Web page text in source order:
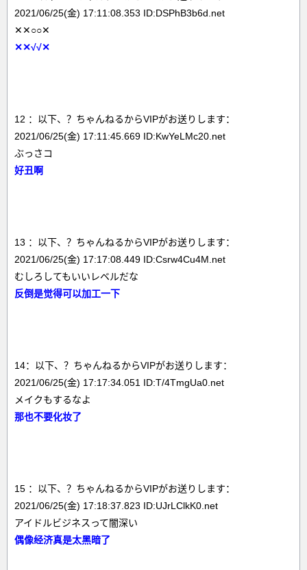
2021/06/25(金) 17:11:08.353 ID:DSPhB3b6d.net
✕✕○○✕
✕✕√√✕
12 ：以下、？ちゃんねるからVIPがお送りします：
2021/06/25(金) 17:11:45.669 ID:KwYeLMc20.net
ぶっさコ
好丑啊
13 ：以下、？ちゃんねるからVIPがお送りします：
2021/06/25(金) 17:17:08.449 ID:Csrw4Cu4M.net
むしろしてもいいレベルだな
反倒是觉得可以加工一下
14：以下、？ちゃんねるからVIPがお送りします：
2021/06/25(金) 17:17:34.051 ID:T/4TmgUa0.net
メイクもするなよ
那也不要化妆了
15 ：以下、？ちゃんねるからVIPがお送りします：
2021/06/25(金) 17:18:37.823 ID:UJrLClkK0.net
アイドルビジネスって闇深い
偶像经济真是太黑暗了